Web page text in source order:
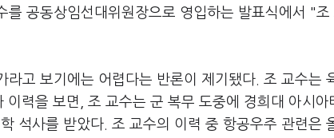
를 공동상임선대위원장으로 영입하는 발표식에서 "
라고 보기에는 어렵다는 반론이 제기됐다. 조 교수는
이력을 보면, 조 교수는 군 복무 도중에 경희대 아시
석사를 받았다. 조 교수의 이력 중 항공우주 관련은